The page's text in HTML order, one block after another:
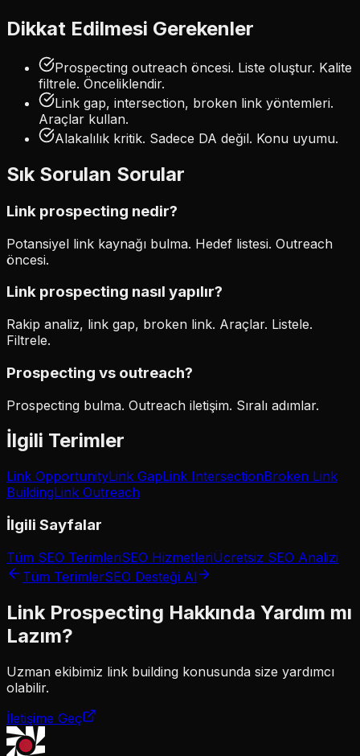
Dikkat Edilmesi Gerekenler
Prospecting outreach öncesi. Liste oluştur. Kalite
filtrele. Önceliklendir.
Link gap, intersection, broken link yöntemleri.
Araçlar kullan.
Alakalılık kritik. Sadece DA değil. Konu uyumu.
Sık Sorulan Sorular
Link prospecting nedir?
Potansiyel link kaynağı bulma. Hedef listesi. Outreach
öncesi.
Link prospecting nasıl yapılır?
Rakip analiz, link gap, broken link. Araçlar. Listele.
Filtrele.
Prospecting vs outreach?
Prospecting bulma. Outreach iletişim. Sıralı adımlar.
İlgili Terimler
Link OpportunityLink GapLink IntersectionBroken Link
BuildingLink Outreach
İlgili Sayfalar
Tüm SEO TerimleriSEO HizmetleriÜcretsiz SEO Analizi
Tüm TerimlerSEO Desteği Al
Link Prospecting Hakkında Yardım mı
Lazım?
Uzman ekibimiz link building konusunda size yardımcı
olabilir.
İletişime Geç